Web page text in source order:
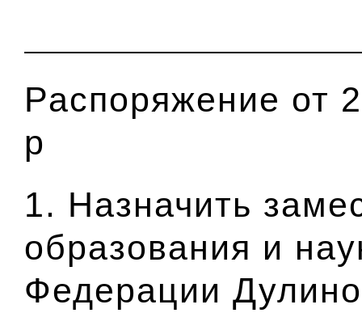
Распоряжение от
р
1. Назначить
образования и
Федерации